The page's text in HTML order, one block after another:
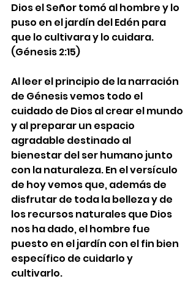
Dios el Señor tomó al hombre y lo
puso en el jardín del Edén para
que lo cultivara y lo cuidara.
(Génesis 2:15)
Al leer el principio de la narración
de Génesis vemos todo el
cuidado de Dios al crear el mundo
y al preparar un espacio
agradable destinado al
bienestar del ser humano junto
con la naturaleza. En el versículo
de hoy vemos que, además de
disfrutar de toda la belleza y de
los recursos naturales que Dios
nos ha dado, el hombre fue
puesto en el jardín con el fin bien
específico de cuidarlo y
cultivarlo.